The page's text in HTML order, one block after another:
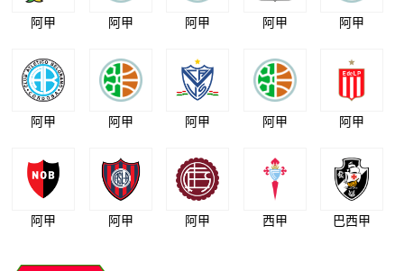
阿甲 阿甲 阿甲 阿甲 阿甲
阿甲 阿甲 阿甲 阿甲 阿甲
阿甲 阿甲 阿甲 西甲 巴西甲